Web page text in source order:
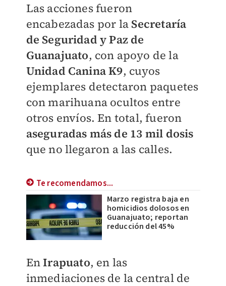
Las acciones fueron
encabezadas por la Secretaría
de Seguridad y Paz de
Guanajuato, con apoyo de la
Unidad Canina K9, cuyos
ejemplares detectaron paquetes
con marihuana ocultos entre
otros envíos. En total, fueron
aseguradas más de 13 mil dosis
que no llegaron a las calles.
Te recomendamos...
Marzo registra baja en
homicidios dolosos en
Guanajuato; reportan
reducción del 45%
EnIrapuato, en las
inmediaciones de la central de